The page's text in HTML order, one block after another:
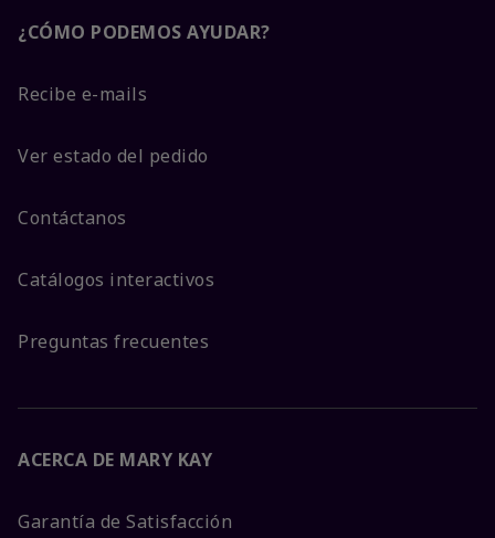
¿CÓMO PODEMOS AYUDAR?
Recibe e-mails
Ver estado del pedido
Contáctanos
Catálogos interactivos
Preguntas frecuentes
ACERCA DE MARY KAY
Garantía de Satisfacción